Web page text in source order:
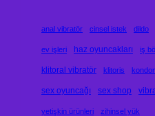
anal vibratör cinsel istek dildo
ev işleri haz oyuncakları iş
klitoral vibratör klitoris
sex oyuncağı sex shop
yetişkin ürünleri zihinsel yük